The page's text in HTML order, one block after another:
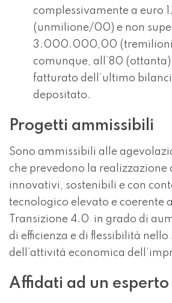
complessivamente a
(unmilione/00) e non
3.000.000,00
comunque, all’80 (ottanta)
fatturato dell’ultimo
depositato.
Progetti ammissibili
Sono ammissibili alle
che prevedono la realizzazione
innovativi, sostenibili e con
tecnologico elevato e coerente
Transizione 4.0 in grado di
di efficienza e di flessibilità
dell’attività economica
Affidati ad un esperto